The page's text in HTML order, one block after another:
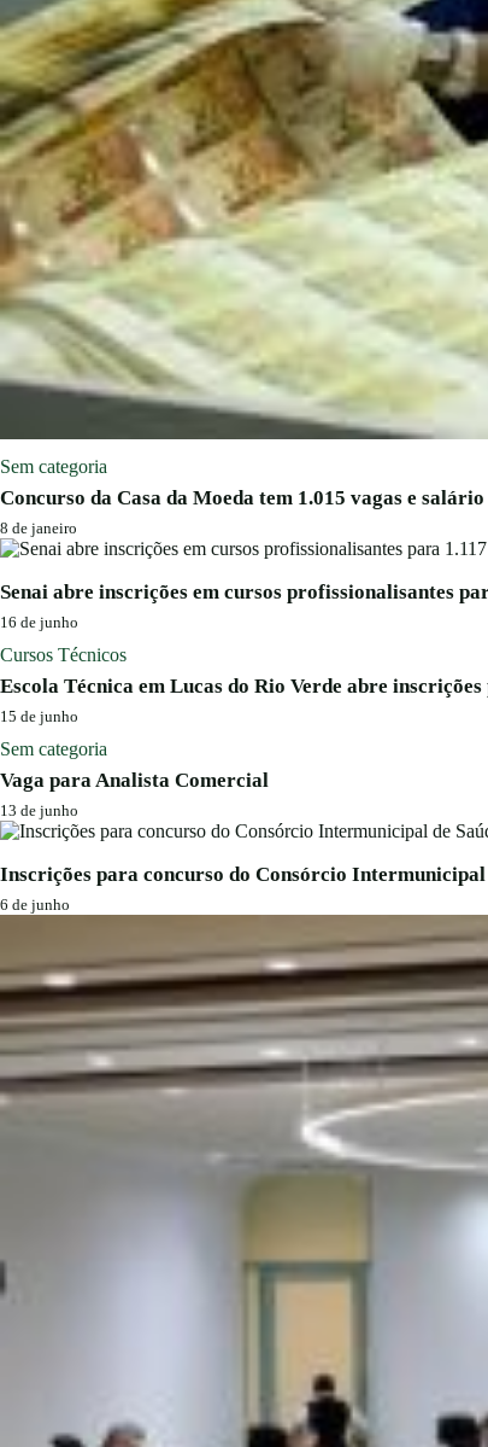
Sem categoria
Concurso da Casa da Moeda tem 1.015 vagas e
8 de janeiro
Senai abre inscrições em cursos profissionalisantes
16 de junho
Cursos Técnicos
Escola Técnica em Lucas do Rio Verde abre
15 de junho
Sem categoria
Vaga para Analista Comercial
13 de junho
Inscrições para concurso do Consórcio
6 de junho